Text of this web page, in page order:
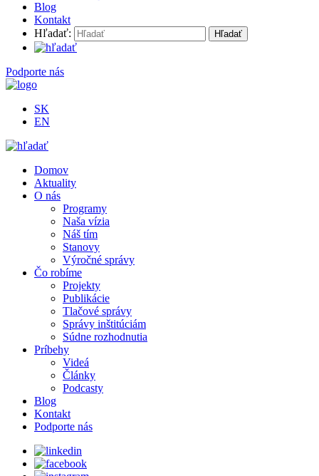
Blog
Kontakt
Hľadať:
Podporte nás
SK
EN
Domov
Aktuality
O nás
Programy
Naša vízia
Náš tím
Stanovy
Výročné správy
Čo robíme
Projekty
Publikácie
Tlačové správy
Správy inštitúciám
Súdne rozhodnutia
Príbehy
Videá
Články
Podcasty
Blog
Kontakt
Podporte nás